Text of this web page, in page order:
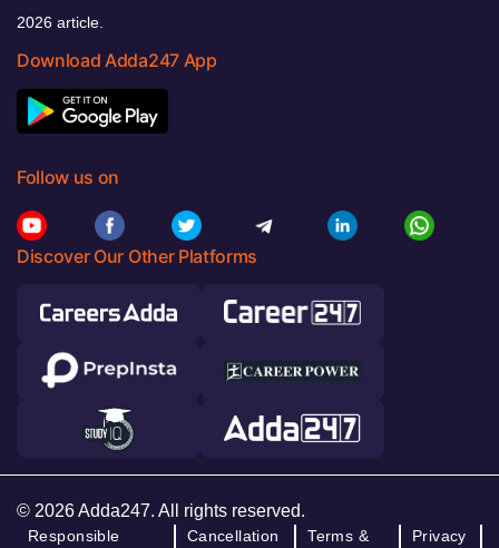
2026 article.
Download Adda247 App
Follow us on
Discover Our Other Platforms
© 2026 Adda247. All rights reserved.
Responsible Cancellation Terms & Privacy